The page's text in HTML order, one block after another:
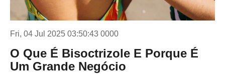
Fri, 04 Jul 2025 03:50:43 0000
O Que É Bisoctrizole E Porque É
Um Grande Negócio